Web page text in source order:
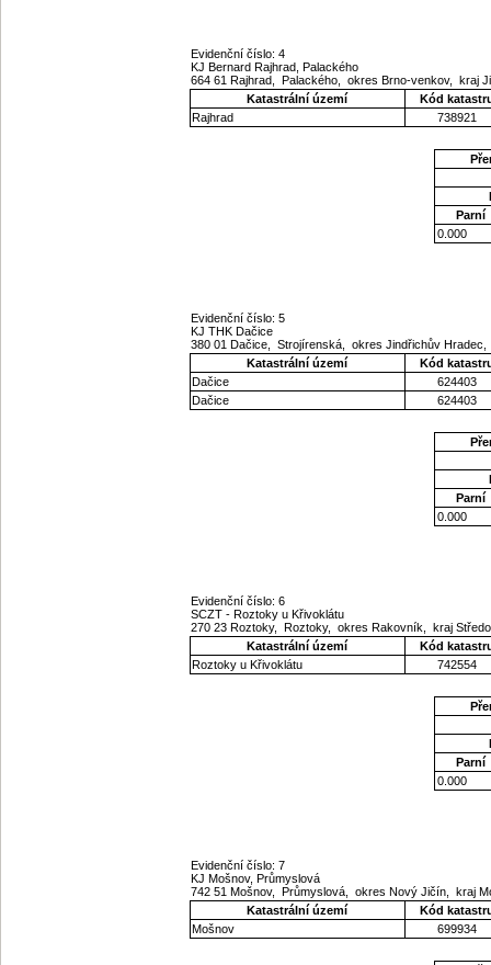
Evidenční číslo: 4
KJ Bernard Rajhrad, Palackého
664 61 Rajhrad, Palackého, okres Brno-venkov, kraj
Katastrální území
Kód
Rajhrad
738921
Parní
0.000
Evidenční číslo: 5
KJ THK Dačice
380 01 Dačice, Strojírenská, okres Jindřichův
Katastrální území
Kód
Dačice
624403
Dačice
624403
Parní
0.000
Evidenční číslo: 6
SCZT - Roztoky u Křivoklátu
270 23 Roztoky, Roztoky, okres Rakovník, kraj
Katastrální území
Kód
Roztoky u Křivoklátu
742554
Parní
0.000
Evidenční číslo: 7
KJ Mošnov, Průmyslová
742 51 Mošnov, Průmyslová, okres Nový Jičín, kraj
Katastrální území
Kód
Mošnov
699934